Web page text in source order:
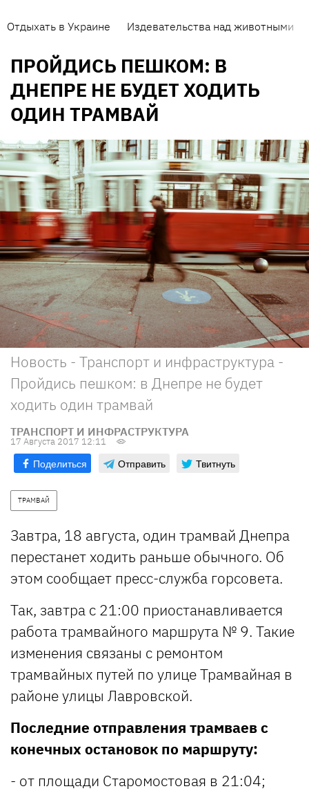
Отдыхать в Украине Издевательства над животными
ПРОЙДИСЬ ПЕШКОМ: В
ДНЕПРЕ НЕ БУДЕТ ХОДИТЬ
ОДИН ТРАМВАЙ
Новость - Транспорт и инфраструктура -
Пройдись пешком: в Днепре не будет
ходить один трамвай
ТРАНСПОРТ И ИНФРАСТРУКТУРА
17 Августа 2017 12:11
Поделиться Отправить Твитнуть
ТРАМВАЙ
Завтра, 18 августа, один трамвай Днепра
перестанет ходить раньше обычного. Об
этом сообщает пресс-служба горсовета.
Так, завтра с 21:00 приостанавливается
работа трамвайного маршрута № 9. Такие
изменения связаны с ремонтом
трамвайных путей по улице Трамвайная в
районе улицы Лавровской.
Последние отправления трамваев с
конечных остановок по маршруту:
- от площади Старомостовая в 21:04;